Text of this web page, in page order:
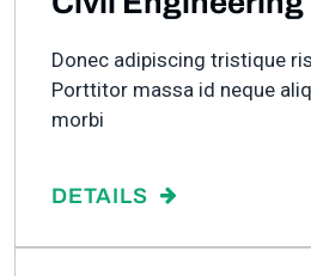
Donec adipiscing tristique
Porttitor massa id neque
morbi
DETAILS